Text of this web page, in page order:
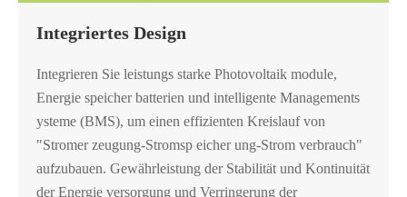
Integriertes Design
Integrieren Sie leistungs starke Photovoltaik module,
Energie speicher batterien und intelligente Managements
ysteme (BMS), um einen effizienten Kreislauf von
"Stromer zeugung-Stromsp eicher ung-Strom verbrauch"
aufzubauen. Gewährleistung der Stabilität und Kontinuität
der Energie versorgung und Verringerung der